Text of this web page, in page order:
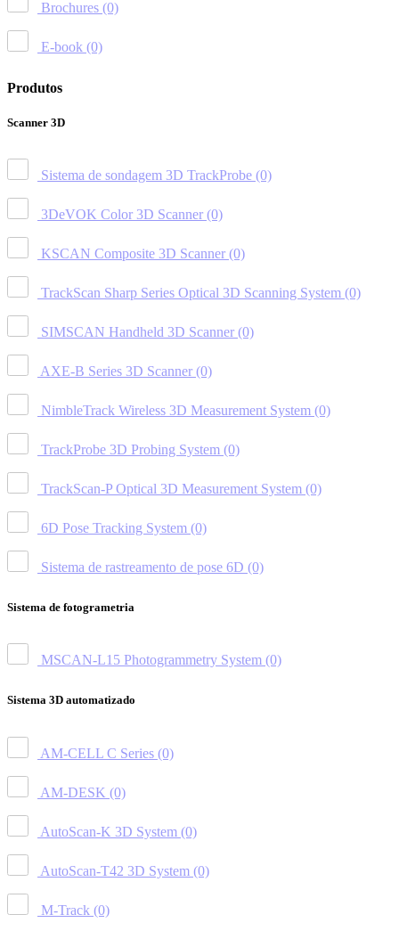
Brochures (0)
E-book (0)
Produtos
Scanner 3D
Sistema de sondagem 3D TrackProbe (0)
3DeVOK Color 3D Scanner (0)
KSCAN Composite 3D Scanner (0)
TrackScan Sharp Series Optical 3D Scanning System (0)
SIMSCAN Handheld 3D Scanner (0)
AXE-B Series 3D Scanner (0)
NimbleTrack Wireless 3D Measurement System (0)
TrackProbe 3D Probing System (0)
TrackScan-P Optical 3D Measurement System (0)
6D Pose Tracking System (0)
Sistema de rastreamento de pose 6D (0)
Sistema de fotogrametria
MSCAN-L15 Photogrammetry System (0)
Sistema 3D automatizado
AM-CELL C Series (0)
AM-DESK (0)
AutoScan-K 3D System (0)
AutoScan-T42 3D System (0)
M-Track (0)